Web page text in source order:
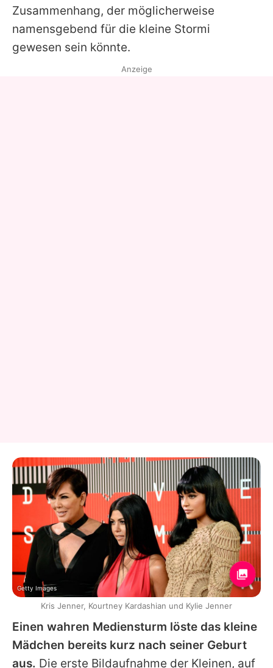
Zusammenhang, der möglicherweise
namensgebend für die kleine Stormi
gewesen sein könnte.
Einen wahren Mediensturm löste das kleine
Mädchen bereits kurz nach seiner Geburt
aus. Die erste Bildaufnahme der Kleinen, auf
Anzeige
Getty Images
Kris Jenner, Kourtney Kardashian und Kylie Jenner